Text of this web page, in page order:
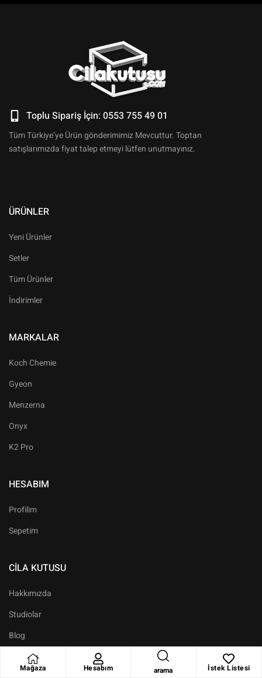
Mağaza Hesabım arama İstek Listesi
Toplu Sipariş İçin: 0553 755 49 01
Tüm Türkiye’ye Ürün gönderimimiz Mevcuttur. Toptan
satışlarımızda fiyat talep etmeyi lütfen unutmayınız.
ÜRÜNLER
Yeni Ürünler
Setler
Tüm Ürünler
İndirimler
MARKALAR
Koch Chemie
Gyeon
Menzerna
Onyx
K2 Pro
HESABIM
Profilim
Sepetim
CILA KUTUSU
Hakkımızda
Studiolar
Blog
İletişim